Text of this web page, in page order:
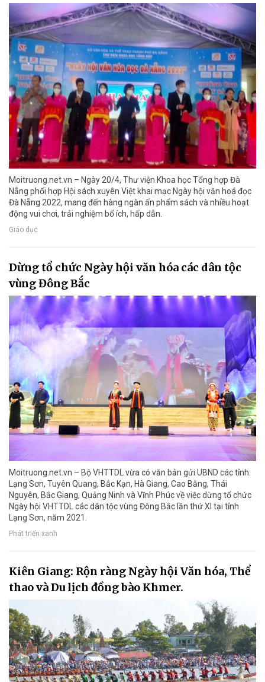
Moitruong.net.vn – Ngày 20/4, Thư viện Khoa học Tổng hợp Đà
Nẵng phối hợp Hội sách xuyên Việt khai mạc Ngày hội văn hoá đọc
Đà Nẵng 2022, mang đến hàng ngàn ấn phẩm sách và nhiều hoạt
động vui chơi, trải nghiệm bổ ích, hấp dẫn.
Giáo dục
Dừng tổ chức Ngày hội văn hóa các dân tộc
vùng Đông Bắc
Moitruong.net.vn – Bộ VHTTDL vừa có văn bản gửi UBND các tỉnh:
Lạng Sơn, Tuyên Quang, Bắc Kạn, Hà Giang, Cao Bằng, Thái
Nguyên, Bắc Giang, Quảng Ninh và Vĩnh Phúc về việc dừng tổ chức
Ngày hội VHTTDL các dân tộc vùng Đông Bắc lần thứ XI tại tỉnh
Lạng Sơn, năm 2021.
Phát triển xanh
Kiên Giang: Rộn ràng Ngày hội Văn hóa, Thể
thao và Du lịch đồng bào Khmer.